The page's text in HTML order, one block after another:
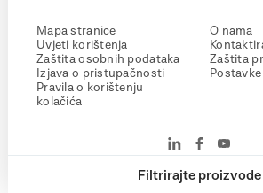
Filtrirajte proizvode
Mapa stranice
Uvjeti korištenja
Zaštita osobnih podataka
Izjava o pristupačnosti
Pravila o korištenju
kolačića
O nama
Zaštita